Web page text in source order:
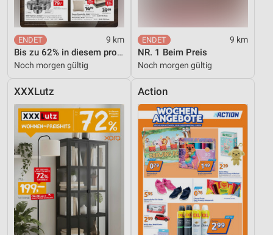
9 km
Bis zu 62% in diesem prospekt
Noch morgen gültig
9 km
NR. 1 Beim Preis
Noch morgen gültig
XXXLutz Action